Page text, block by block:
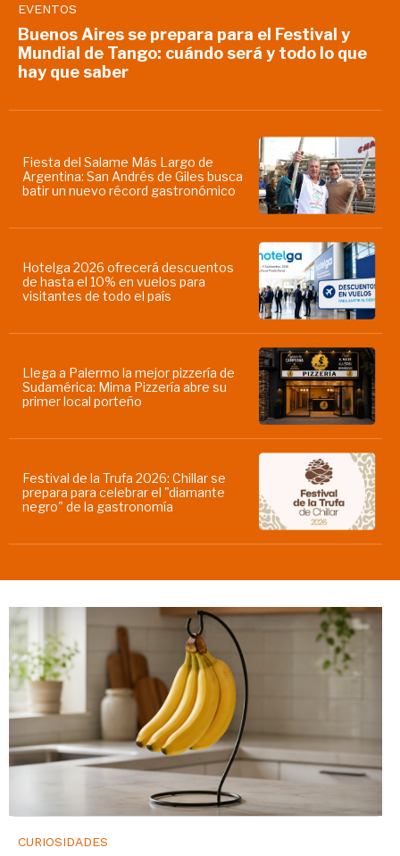
EVENTOS
Buenos Aires se prepara para el Festival y
Mundial de Tango: cuándo será y todo lo que
hay que saber
Fiesta del Salame Más Largo de
Argentina: San Andrés de Giles busca
batir un nuevo récord gastronómico
Hotelga 2026 ofrecerá descuentos
de hasta el 10% en vuelos para
visitantes de todo el país
Llega a Palermo la mejor pizzería de
Sudamérica: Mima Pizzería abre su
primer local porteño
Festival de la Trufa 2026: Chillar se
prepara para celebrar el "diamante
negro" de la gastronomía
CURIOSIDADES